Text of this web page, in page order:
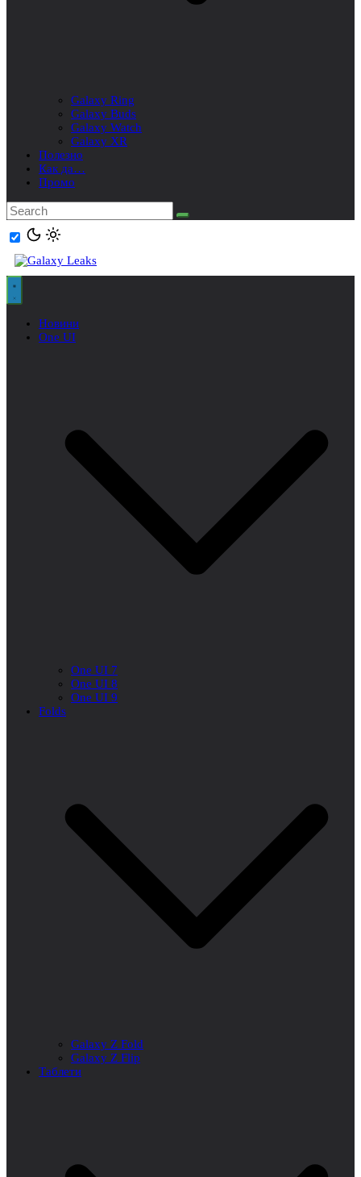
Galaxy Ring
Galaxy Buds
Galaxy Watch
Galaxy XR
Полезно
Как да…
Промо
Новини
One UI
One UI 7
One UI 8
One UI 9
Folds
Galaxy Z Fold
Galaxy Z Flip
Таблети